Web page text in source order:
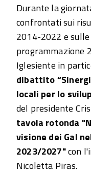
Durante la
confrontati sui
2014-2022 e
programmazione
Iglesiente in
dibattito
locali per lo
del presidente
tavola rotonda
visione dei Gal
2023/2027"con
Nicoletta Piras.